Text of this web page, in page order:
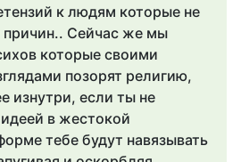
к людям которые не
причин.. Сейчас же мы
которые своими
позорят религию,
изнутри, если ты не
идеей в жестокой
тебе будут навязывать